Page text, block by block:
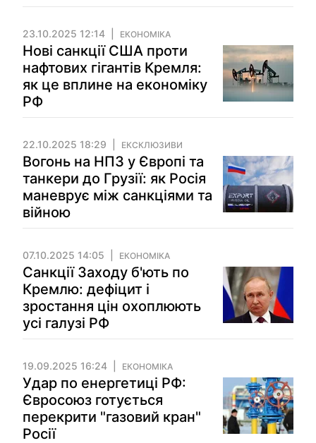
23.10.2025 12:14 ЕКОНОМІКА
Нові санкції США проти
нафтових гігантів Кремля:
як це вплине на економіку
РФ
22.10.2025 18:29 ЕКСКЛЮЗИВИ
Вогонь на НПЗ у Європі та
танкери до Грузії: як Росія
маневрує між санкціями та
війною
07.10.2025 14:05 ЕКОНОМІКА
Санкції Заходу б'ють по
Кремлю: дефіцит і
зростання цін охоплюють
усі галузі РФ
19.09.2025 16:24 ЕКОНОМІКА
Удар по енергетиці РФ:
Євросоюз готується
перекрити "газовий кран"
Росії